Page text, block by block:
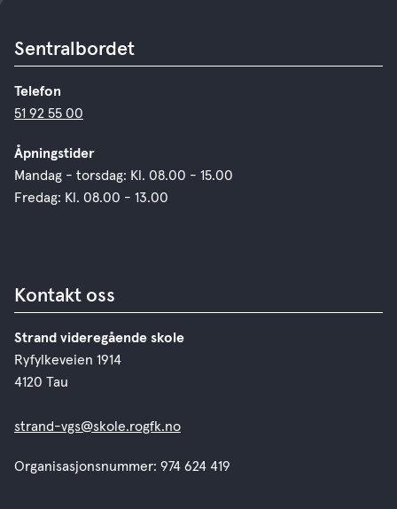
Sentralbordet
Telefon
51 92 55 00
Åpningstider
Mandag - torsdag: Kl. 08.00 - 15.00
Fredag: Kl. 08.00 - 13.00
Kontakt oss
Strand videregående skole
Ryfylkeveien 1914
4120 Tau
strand-vgs@skole.rogfk.no
Organisasjonsnummer: 974 624 419